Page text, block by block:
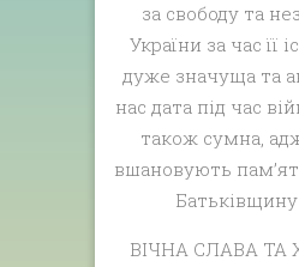
за свободу та
України за час її
дуже значуща та
нас дата під час
також сумна,
вшановують
Батьківщину
ВІЧНА СЛАВА ТА